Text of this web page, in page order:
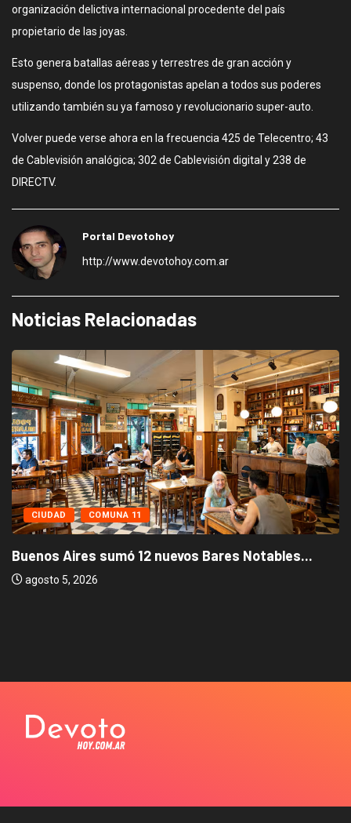
organización delictiva internacional procedente del país
propietario de las joyas.
Esto genera batallas aéreas y terrestres de gran acción y
suspenso, donde los protagonistas apelan a todos sus poderes
utilizando también su ya famoso y revolucionario super-auto.
Volver puede verse ahora en la frecuencia 425 de Telecentro; 43
de Cablevisión analógica; 302 de Cablevisión digital y 238 de
DIRECTV.
Portal Devotohoy
http://www.devotohoy.com.ar
Noticias Relacionadas
CIUDAD COMUNA 11
Buenos Aires sumó 12 nuevos Bares Notables...
agosto 5, 2026